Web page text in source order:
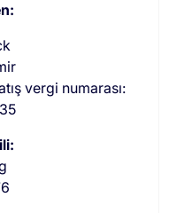
vergi numarası: